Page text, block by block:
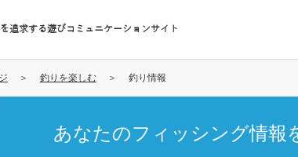
追求する遊びコミュニケーションサイト
釣りを楽しむ 釣り情報
あなたのフィッシング情報